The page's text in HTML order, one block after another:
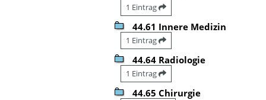
1 Eintrag
44.61 Innere Medizin
1 Eintrag
44.64 Radiologie
1 Eintrag
44.65 Chirurgie